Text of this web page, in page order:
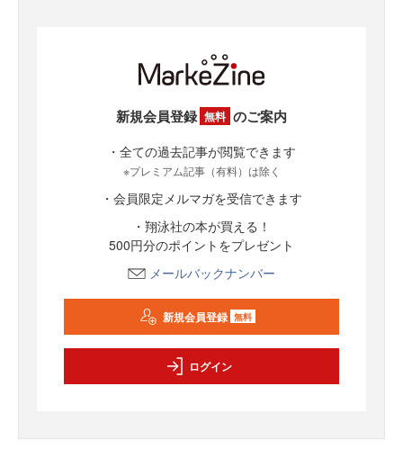
新規会員登録 無料 のご案内
・全ての過去記事が閲覧できます
※プレミアム記事（有料）は除く
・会員限定メルマガを受信できます
・翔泳社の本が買える！
500円分のポイントをプレゼント
メールバックナンバー
新規会員登録 無料
ログイン